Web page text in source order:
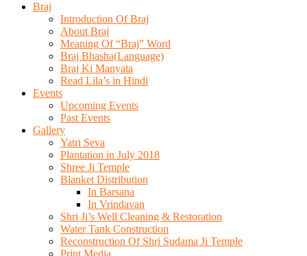
Braj
Introduction Of Braj
About Braj
Meaning Of “Braj” Word
Braj Bhasha(Language)
Braj Ki Manyata
Read Lila’s in Hindi
Events
Upcoming Events
Past Events
Gallery
Yatri Seva
Plantation in July 2018
Shree Ji Temple
Blanket Distribution
In Barsana
In Vrindavan
Shri Ji’s Well Cleaning & Restoration
Water Tank Construction
Reconstruction Of Shri Sudama Ji Temple
Print Media